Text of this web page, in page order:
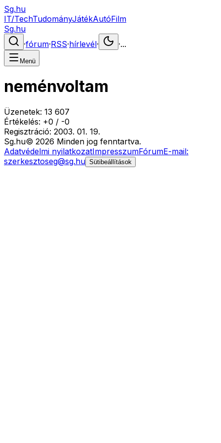
Sg.hu
IT/TechTudományJátékAutóFilm
Sg.hu
·fórum·RSS·hírlevél· ·...
Menü
neménvoltam
Üzenetek: 13 607
Értékelés: +0 / -0
Regisztráció: 2003. 01. 19.
Sg.hu© 2026 Minden jog fenntartva.
Adatvédelmi nyilatkozatImpresszumFórumE-mail:
szerkesztoseg@sg.hu Sütibeállítások